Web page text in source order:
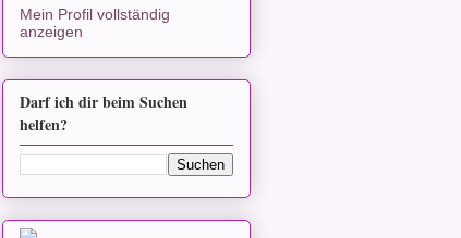
Mein Profil vollständig
anzeigen
Darf ich dir beim Suchen
helfen?